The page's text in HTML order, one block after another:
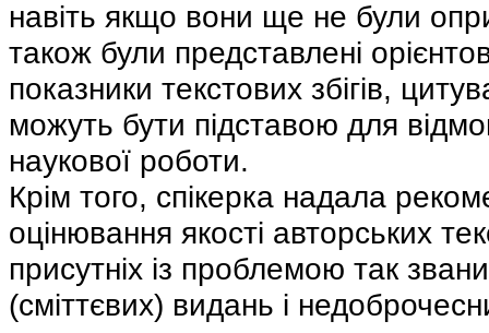
навіть якщо вони ще не були
також були представлені
показники текстових збігів,
можуть бути підставою для
наукової роботи.
Крім того, спікерка надала
оцінювання якості авторських
присутніх із проблемою так
(сміттєвих) видань і